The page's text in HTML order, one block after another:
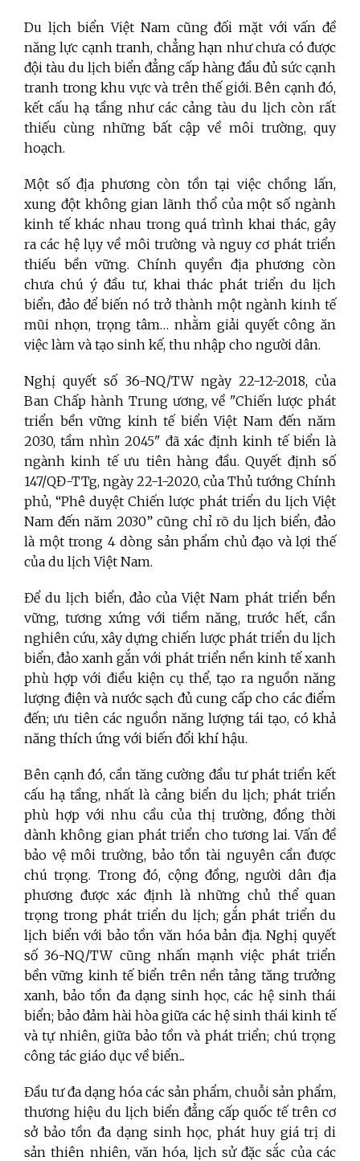
Du lịch biển Việt Nam cũng đối mặt với vấn đề
năng lực cạnh tranh, chẳng hạn như chưa có được
đội tàu du lịch biển đẳng cấp hàng đầu đủ sức cạnh
tranh trong khu vực và trên thế giới. Bên cạnh đó,
kết cấu hạ tầng như các cảng tàu du lịch còn rất
thiếu cùng những bất cập về môi trường, quy
hoạch.
Một số địa phương còn tồn tại việc chồng lấn,
xung đột không gian lãnh thổ của một số ngành
kinh tế khác nhau trong quá trình khai thác, gây
ra các hệ lụy về môi trường và nguy cơ phát triển
thiếu bền vững. Chính quyền địa phương còn
chưa chú ý đầu tư, khai thác phát triển du lịch
biển, đảo để biến nó trở thành một ngành kinh tế
mũi nhọn, trọng tâm… nhằm giải quyết công ăn
việc làm và tạo sinh kế, thu nhập cho người dân.
Nghị quyết số 36-NQ/TW ngày 22-12-2018, của
Ban Chấp hành Trung ương, về "Chiến lược phát
triển bền vững kinh tế biển Việt Nam đến năm
2030, tầm nhìn 2045" đã xác định kinh tế biển là
ngành kinh tế ưu tiên hàng đầu. Quyết định số
147/QĐ-TTg, ngày 22-1-2020, của Thủ tướng Chính
phủ, “Phê duyệt Chiến lược phát triển du lịch Việt
Nam đến năm 2030” cũng chỉ rõ du lịch biển, đảo
là một trong 4 dòng sản phẩm chủ đạo và lợi thế
của du lịch Việt Nam.
Để du lịch biển, đảo của Việt Nam phát triển bền
vững, tương xứng với tiềm năng, trước hết, cần
nghiên cứu, xây dựng chiến lược phát triển du lịch
biển, đảo xanh gắn với phát triển nền kinh tế xanh
phù hợp với điều kiện cụ thể, tạo ra nguồn năng
lượng điện và nước sạch đủ cung cấp cho các điểm
đến; ưu tiên các nguồn năng lượng tái tạo, có khả
năng thích ứng với biến đổi khí hậu.
Bên cạnh đó, cần tăng cường đầu tư phát triển kết
cấu hạ tầng, nhất là cảng biển du lịch; phát triển
phù hợp với nhu cầu của thị trường, đồng thời
dành không gian phát triển cho tương lai. Vấn đề
bảo vệ môi trường, bảo tồn tài nguyên cần được
chú trọng. Trong đó, cộng đồng, người dân địa
phương được xác định là những chủ thể quan
trọng trong phát triển du lịch; gắn phát triển du
lịch biển với bảo tồn văn hóa bản địa. Nghị quyết
số 36-NQ/TW cũng nhấn mạnh việc phát triển
bền vững kinh tế biển trên nền tảng tăng trưởng
xanh, bảo tồn đa dạng sinh học, các hệ sinh thái
biển; bảo đảm hài hòa giữa các hệ sinh thái kinh tế
và tự nhiên, giữa bảo tồn và phát triển; chú trọng
công tác giáo dục về biển...
Đầu tư đa dạng hóa các sản phẩm, chuỗi sản phẩm,
thương hiệu du lịch biển đẳng cấp quốc tế trên cơ
sở bảo tồn đa dạng sinh học, phát huy giá trị di
sản thiên nhiên, văn hóa, lịch sử đặc sắc của các